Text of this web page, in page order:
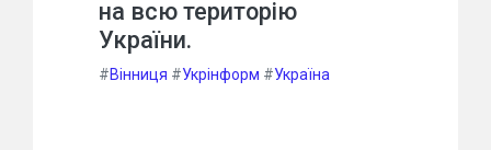
на всю територію
України.
#Вінниця #Укрінформ #Україна